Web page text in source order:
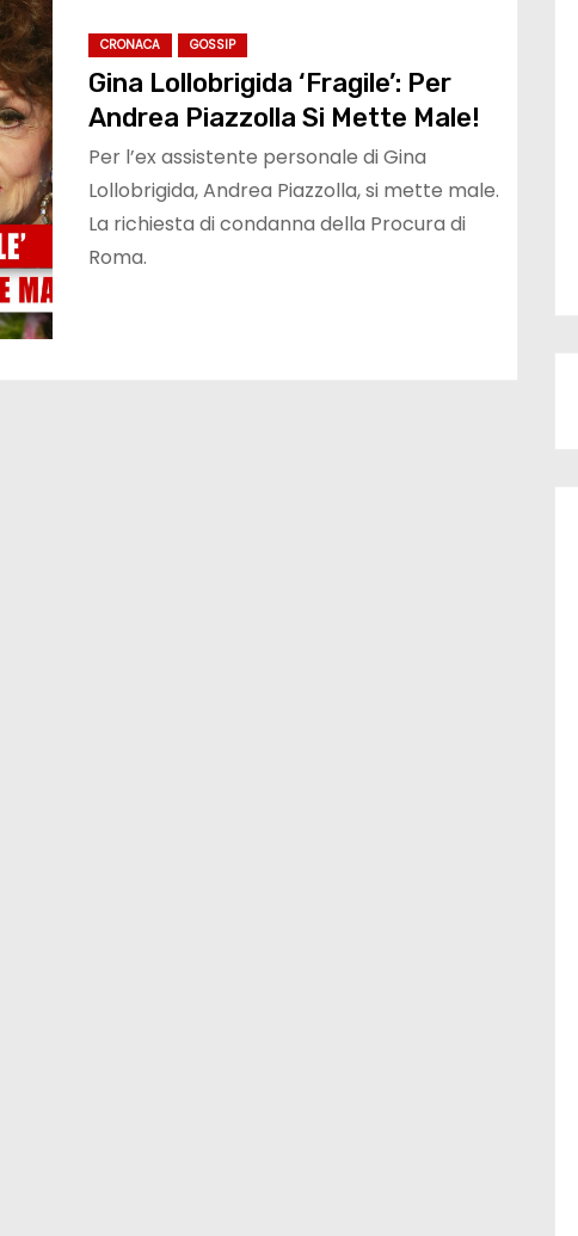
CRONACA GOSSIP
Gina Lollobrigida ‘Fragile’: Per
Andrea Piazzolla Si Mette Male!
Per l’ex assistente personale di Gina
Lollobrigida, Andrea Piazzolla, si mette male.
La richiesta di condanna della Procura di
Roma.